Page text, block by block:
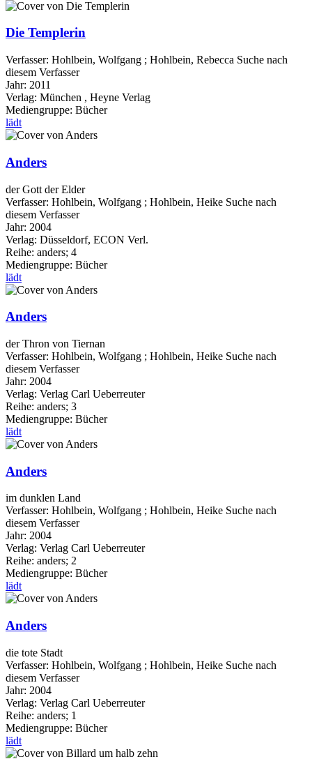
Die Templerin
Verfasser: Hohlbein, Wolfgang ; Hohlbein, Rebecca Suche nach
diesem Verfasser
Jahr: 2011
Verlag: München , Heyne Verlag
Mediengruppe: Bücher
lädt
Anders
der Gott der Elder
Verfasser: Hohlbein, Wolfgang ; Hohlbein, Heike Suche nach
diesem Verfasser
Jahr: 2004
Verlag: Düsseldorf, ECON Verl.
Reihe: anders; 4
Mediengruppe: Bücher
lädt
Anders
der Thron von Tiernan
Verfasser: Hohlbein, Wolfgang ; Hohlbein, Heike Suche nach
diesem Verfasser
Jahr: 2004
Verlag: Verlag Carl Ueberreuter
Reihe: anders; 3
Mediengruppe: Bücher
lädt
Anders
im dunklen Land
Verfasser: Hohlbein, Wolfgang ; Hohlbein, Heike Suche nach
diesem Verfasser
Jahr: 2004
Verlag: Verlag Carl Ueberreuter
Reihe: anders; 2
Mediengruppe: Bücher
lädt
Anders
die tote Stadt
Verfasser: Hohlbein, Wolfgang ; Hohlbein, Heike Suche nach
diesem Verfasser
Jahr: 2004
Verlag: Verlag Carl Ueberreuter
Reihe: anders; 1
Mediengruppe: Bücher
lädt